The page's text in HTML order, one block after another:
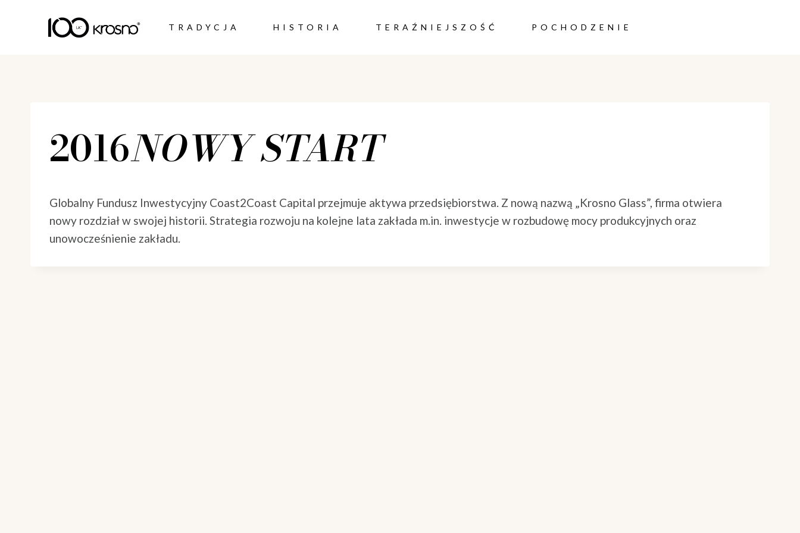
TRADYCJA HISTORIA TERAŹNIEJSZOŚĆ POCHODZENIE
2016NOWY START
Globalny Fundusz Inwestycyjny Coast2Coast Capital przejmuje aktywa przedsiębiorstwa. Z nową nazwą „Krosno Glass”, firma otwiera
nowy rozdział w swojej historii. Strategia rozwoju na kolejne lata zakłada m.in. inwestycje w rozbudowę mocy produkcyjnych oraz
unowocześnienie zakładu.